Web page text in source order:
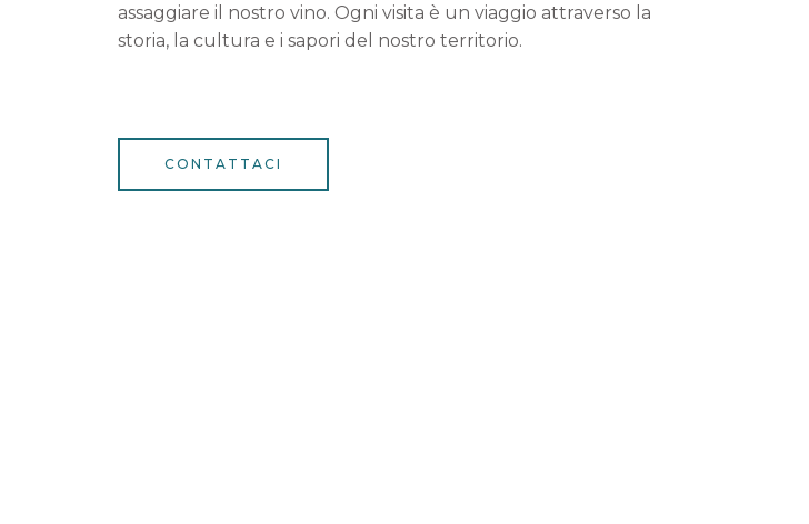
assaggiare il nostro vino. Ogni visita è un viaggio attraverso la
storia, la cultura e i sapori del nostro territorio.
CONTATTACI